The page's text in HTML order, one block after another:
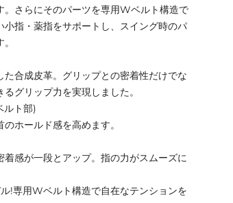
。さらにそのパーツを専用Wベルト構造で
指・薬指をサポートし、スイング時のパ
合成皮革。グリップとの密着性だけでな
グリップ力を実現しました。
ルト部)
ホールド感を高めます。
感が一段とアップ。指の力がスムーズに
!専用Wベルト構造で自在なテンションを